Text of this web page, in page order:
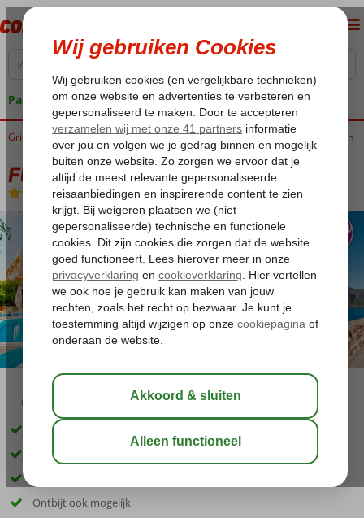
Pakketgarantie
Home
Griekenland Rhodos Ialyssos / Trianda Fly & Go Kassandra Appartementen
Fly & Go Kassandra Appartementen
Logies-Appartement
03:45 aug 32°C
Inclusief huurauto
Op korte afstand van het strand en Trianda
Ontbijt ook mogelijk